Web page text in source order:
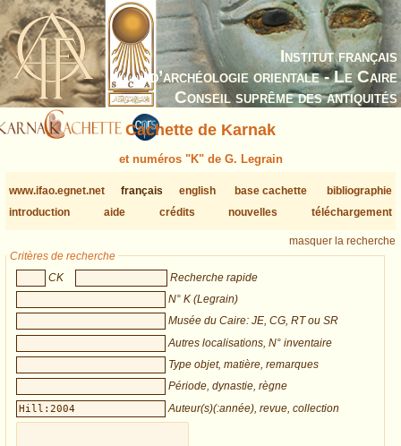
Institut français
d’archéologie orientale - Le Caire
Conseil suprême des antiquités
Cachette de Karnak
et numéros "K" de G. Legrain
www.ifao.egnet.net français english base cachette
bibliographie
introduction
aide crédits nouvelles téléchargement
masquer la recherche
Critères de recherche
CK
Recherche rapide
N° K (Legrain)
Musée du Caire: JE, CG, RT ou SR
Autres localisations, N° inventaire
Type objet, matière, remarques
Période, dynastie, règne
Auteur(s)(:année), revue, collection